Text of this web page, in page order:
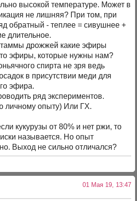
высокой температуре. Может в
не лишняя? При том, при
обратный - теплее = сивушнее +
длительное.
дрожжей какие эфиры
эфиры, которые нужны нам?
спирта не зря ведь
в присутствии меди для
эфира.
ряд экспериментов.
личному опыту) Или ГХ.
кукурузы от 80% и нет ржи, то
называется. Но опыт
Выход не сильно отличался?
01 Мая 19, 13:47